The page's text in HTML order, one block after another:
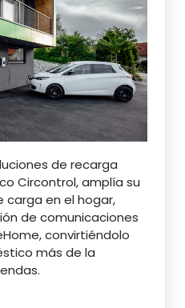
de recarga
Circontrol, amplía su
en el hogar,
de comunicaciones
convirtiéndolo
más de la